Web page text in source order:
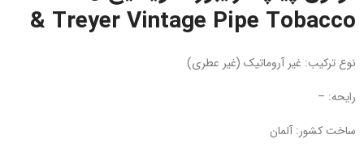
& Treyer Vintage Pipe Tobacco
نوع ترکیب: غیر آروماتیک (غیر عطری)
رایحه: –
ساخت کشور: آلمان